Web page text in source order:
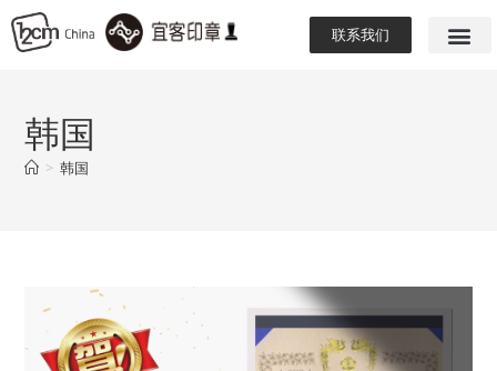
联系我们
韩国
> 韩国